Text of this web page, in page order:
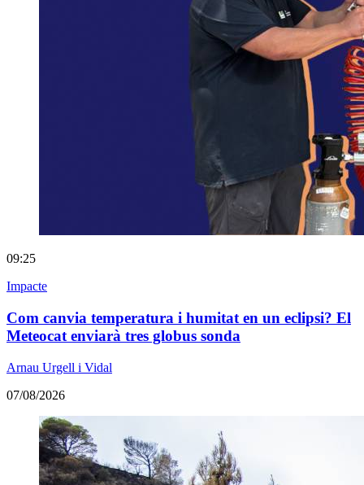
09:25
Impacte
Com canvia temperatura i humitat en un eclipsi? El
Meteocat enviarà tres globus sonda
Arnau Urgell i Vidal
07/08/2026